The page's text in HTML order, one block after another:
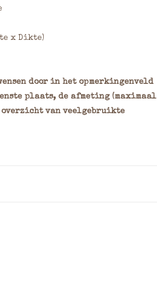
x Dikte)
door in het opmerkingenveld
plaats, de afmeting (maximaal
overzicht van veelgebruikte